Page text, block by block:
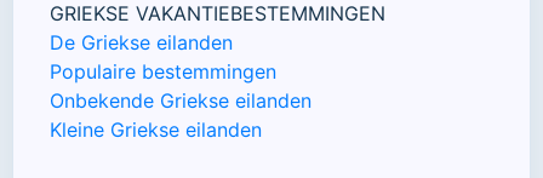
GRIEKSE VAKANTIEBESTEMMINGEN
De Griekse eilanden
Populaire bestemmingen
Onbekende Griekse eilanden
Kleine Griekse eilanden